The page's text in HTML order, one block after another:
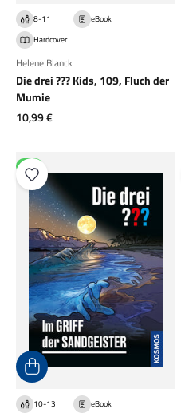
8-11
eBook
Hardcover
Helene Blanck
Die drei ??? Kids, 109, Fluch der
Mumie
Angebot
10,99 €
NEU
10-13
eBook